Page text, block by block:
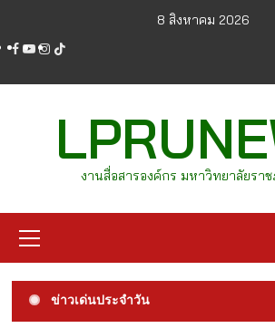
content
8 สิงหาคม 2026
facebook
youtube
instagram
tiktok
งานสื่อสารองค์กร มหาวิทยาลัยรา
Menu
ข่าวเด่นประจำวัน